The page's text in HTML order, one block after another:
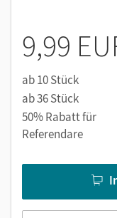
9,99
ab 10 Stück
ab 36 Stück
50% Rabatt für
Referendare